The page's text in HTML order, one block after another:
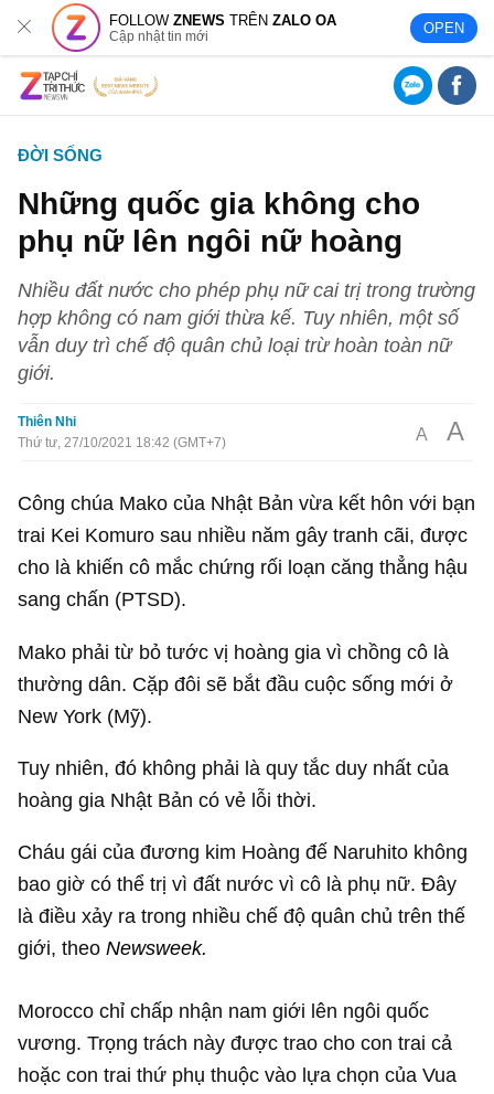
FOLLOWZNEWS TRÊNZALO OA
Cập nhật tin mới OPEN
ĐỜI SỐNG
Những quốc gia không cho
phụ nữ lên ngôi nữ hoàng
Nhiều đất nước cho phép phụ nữ cai trị trong trường
hợp không có nam giới thừa kế. Tuy nhiên, một số
vẫn duy trì chế độ quân chủ loại trừ hoàn toàn nữ
giới.
Thiên Nhi
Thứ tư, 27/10/2021 18:42 (GMT+7)
A A
Công chúa Mako của Nhật Bản vừa kết hôn với bạn
trai Kei Komuro sau nhiều năm gây tranh cãi, được
cho là khiến cô mắc chứng rối loạn căng thẳng hậu
sang chấn (PTSD).
Mako phải từ bỏ tước vị hoàng gia vì chồng cô là
thường dân. Cặp đôi sẽ bắt đầu cuộc sống mới ở
New York (Mỹ).
Tuy nhiên, đó không phải là quy tắc duy nhất của
hoàng gia Nhật Bản có vẻ lỗi thời.
Cháu gái của đương kim Hoàng đế Naruhito không
bao giờ có thể trị vì đất nước vì cô là phụ nữ. Đây
là điều xảy ra trong nhiều chế độ quân chủ trên thế
giới, theoNewsweek.
Morocco chỉ chấp nhận nam giới lên ngôi quốc
vương. Trọng trách này được trao cho con trai cả
hoặc con trai thứ phụ thuộc vào lựa chọn của Vua